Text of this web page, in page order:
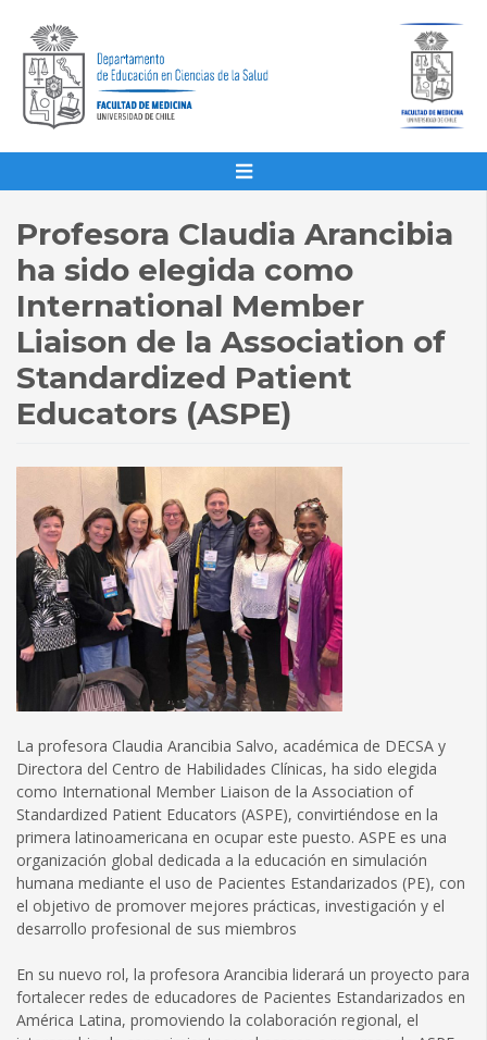
Profesora Claudia Arancibia
ha sido elegida como
International Member
Liaison de la Association of
Standardized Patient
Educators (ASPE)
La profesora Claudia Arancibia Salvo, académica de DECSA y
Directora del Centro de Habilidades Clínicas, ha sido elegida
como International Member Liaison de la Association of
Standardized Patient Educators (ASPE), convirtiéndose en la
primera latinoamericana en ocupar este puesto. ASPE es una
organización global dedicada a la educación en simulación
humana mediante el uso de Pacientes Estandarizados (PE), con
el objetivo de promover mejores prácticas, investigación y el
desarrollo profesional de sus miembros
En su nuevo rol, la profesora Arancibia liderará un proyecto para
fortalecer redes de educadores de Pacientes Estandarizados en
América Latina, promoviendo la colaboración regional, el